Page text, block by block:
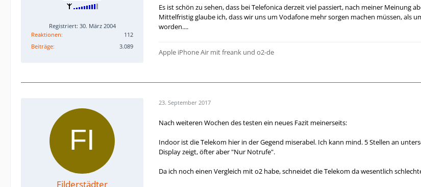
Registriert: 30. März 2004
Reaktionen
112
Beiträge
3.089
Es ist schön zu sehen, dass bei Telefonica derzeit viel passiert, nach meiner Meinung
Mittelfristig glaube ich, dass wir uns um Vodafone mehr sorgen machen müssen, als
worden....
Apple iPhone Air mit freank und o2-de
Filderstädter
23. September 2017
Nach weiteren Wochen des testen ein neues Fazit meinerseits:
Indoor ist die Telekom hier in der Gegend miserabel. Ich kann mind. 5 Stellen an
Display zeigt, öfter aber "Nur Notrufe".
Da ich noch einen Vergleich mit o2 habe, schneidet die Telekom da wesentlich